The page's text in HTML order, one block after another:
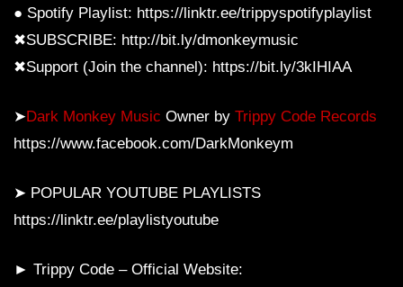
● Spotify Playlist: https://linktr.ee/trippyspotifyplaylist
✖SUBSCRIBE: http://bit.ly/dmonkeymusic
✖Support (Join the channel): https://bit.ly/3kIHIAA
➤Dark Monkey Music Owner by Trippy Code Records
https://www.facebook.com/DarkMonkeym
➤ POPULAR YOUTUBE PLAYLISTS
https://linktr.ee/playlistyoutube
► Trippy Code – Official Website: